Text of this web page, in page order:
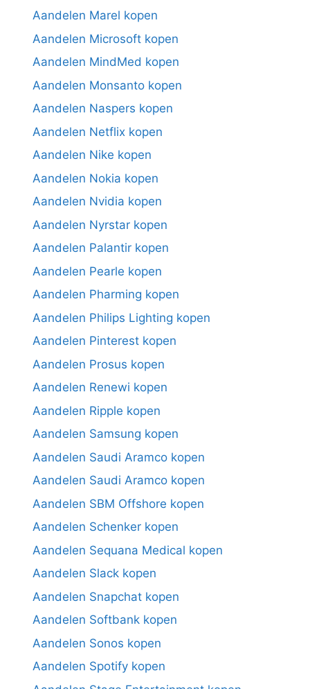
Aandelen Marel kopen
Aandelen Microsoft kopen
Aandelen MindMed kopen
Aandelen Monsanto kopen
Aandelen Naspers kopen
Aandelen Netflix kopen
Aandelen Nike kopen
Aandelen Nokia kopen
Aandelen Nvidia kopen
Aandelen Nyrstar kopen
Aandelen Palantir kopen
Aandelen Pearle kopen
Aandelen Pharming kopen
Aandelen Philips Lighting kopen
Aandelen Pinterest kopen
Aandelen Prosus kopen
Aandelen Renewi kopen
Aandelen Ripple kopen
Aandelen Samsung kopen
Aandelen Saudi Aramco kopen
Aandelen Saudi Aramco kopen
Aandelen SBM Offshore kopen
Aandelen Schenker kopen
Aandelen Sequana Medical kopen
Aandelen Slack kopen
Aandelen Snapchat kopen
Aandelen Softbank kopen
Aandelen Sonos kopen
Aandelen Spotify kopen